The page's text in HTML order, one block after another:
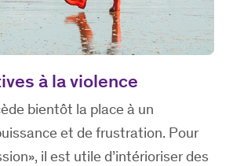
à la violence
bientôt la place à un
et de frustration. Pour
il est utile d’intérioriser des